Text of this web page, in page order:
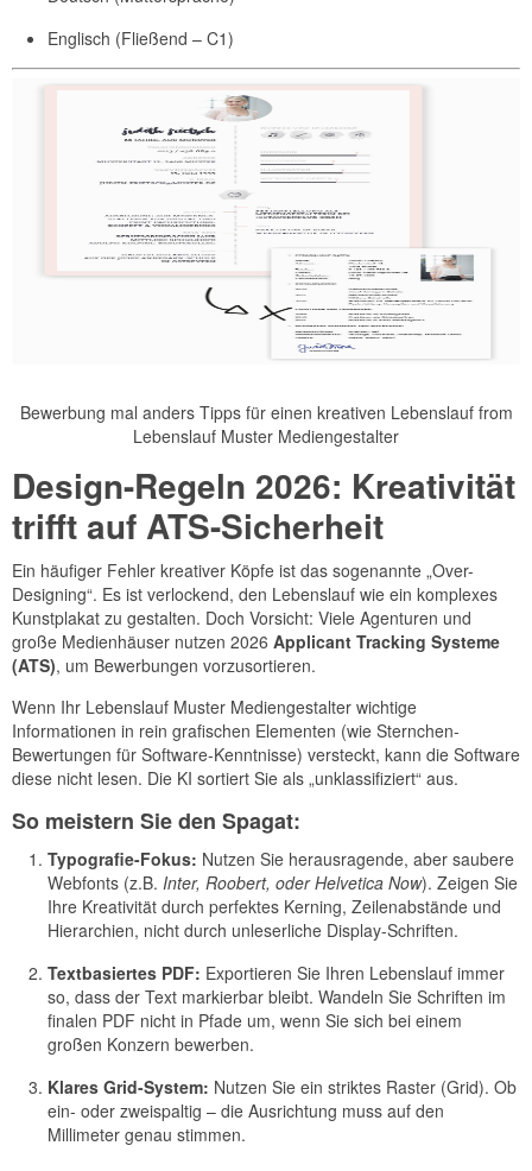
Englisch (Fließend – C1)
Bewerbung mal anders Tipps für einen kreativen Lebenslauf from
Lebenslauf Muster Mediengestalter
Design-Regeln 2026: Kreativität
trifft auf ATS-Sicherheit
Ein häufiger Fehler kreativer Köpfe ist das sogenannte „Over-
Designing“. Es ist verlockend, den Lebenslauf wie ein komplexes
Kunstplakat zu gestalten. Doch Vorsicht: Viele Agenturen und
große Medienhäuser nutzen 2026 Applicant Tracking Systeme
(ATS), um Bewerbungen vorzusortieren.
Wenn Ihr Lebenslauf Muster Mediengestalter wichtige
Informationen in rein grafischen Elementen (wie Sternchen-
Bewertungen für Software-Kenntnisse) versteckt, kann die Software
diese nicht lesen. Die KI sortiert Sie als „unklassifiziert“ aus.
So meistern Sie den Spagat:
Typografie-Fokus: Nutzen Sie herausragende, aber saubere
Webfonts (z.B. Inter, Roobert, oder Helvetica Now). Zeigen Sie
Ihre Kreativität durch perfektes Kerning, Zeilenabstände und
Hierarchien, nicht durch unleserliche Display-Schriften.
Textbasiertes PDF: Exportieren Sie Ihren Lebenslauf immer
so, dass der Text markierbar bleibt. Wandeln Sie Schriften im
finalen PDF nicht in Pfade um, wenn Sie sich bei einem
großen Konzern bewerben.
Klares Grid-System: Nutzen Sie ein striktes Raster (Grid). Ob
ein- oder zweispaltig – die Ausrichtung muss auf den
Millimeter genau stimmen.